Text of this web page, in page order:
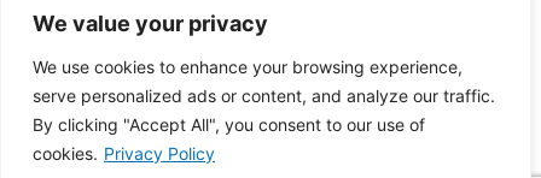
We value your privacy
We use cookies to enhance your browsing experience,
serve personalized ads or content, and analyze our traffic.
By clicking "Accept All", you consent to our use of
cookies. Privacy Policy
Pritisnite
Podrška
+370 675 79742